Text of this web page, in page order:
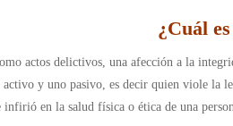
¿Cuál
actos delictivos, una afección a la
y uno pasivo, es decir quien viole la
infirió en la salud física o ética de una